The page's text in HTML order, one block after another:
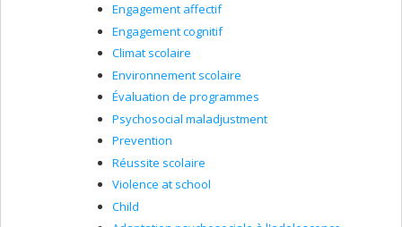
Engagement affectif
Engagement cognitif
Climat scolaire
Environnement scolaire
Évaluation de programmes
Psychosocial maladjustment
Prevention
Réussite scolaire
Violence at school
Child